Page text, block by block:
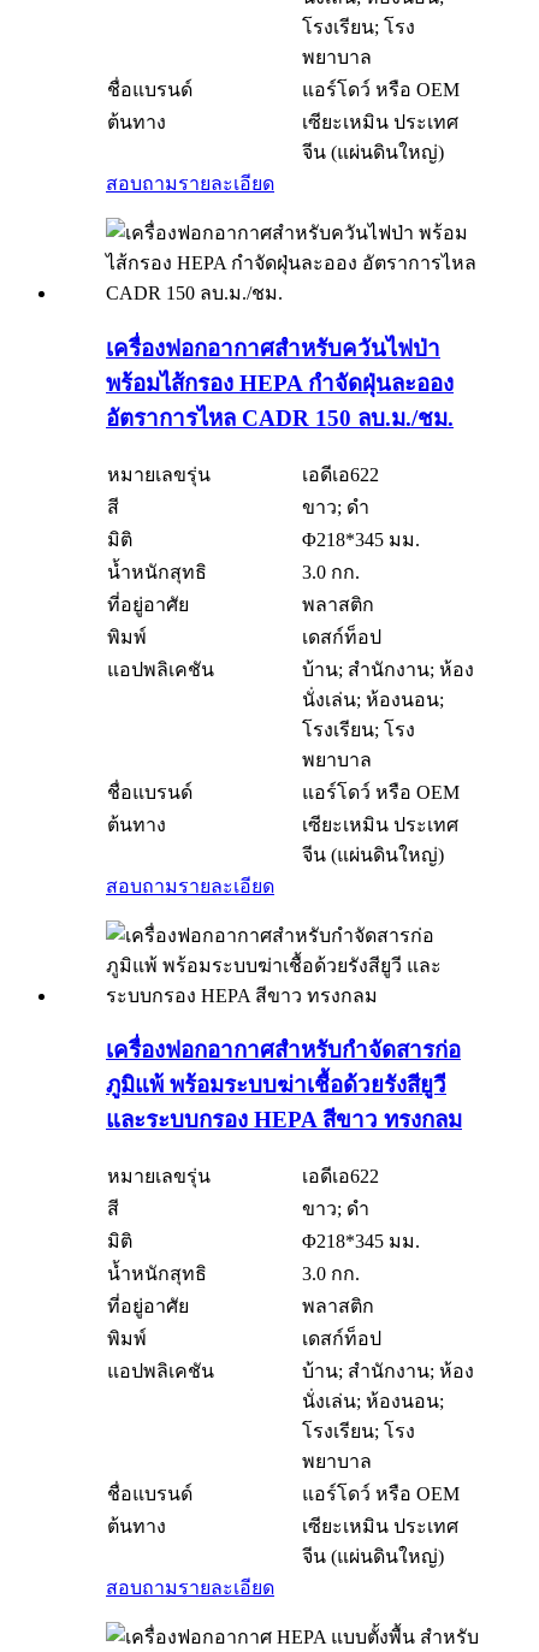
โรงเรียน; โรง
พยาบาล
ชื่อแบรนด์
แอร์โดว์ หรือ OEM
ต้นทาง
เซียะเหมิน ประเทศ
จีน (แผ่นดินใหญ่)
สอบถามรายละเอียด
เครื่องฟอกอากาศสำหรับควันไฟป่า
พร้อมไส้กรอง HEPA กำจัดฝุ่นละออง
อัตราการไหล CADR 150 ลบ.ม./ชม.
หมายเลขรุ่น
เอดีเอ622
สี
ขาว; ดำ
มิติ
Φ218*345 มม.
น้ำหนักสุทธิ
3.0 กก.
ที่อยู่อาศัย
พลาสติก
พิมพ์
เดสก์ท็อป
แอปพลิเคชัน
บ้าน; สำนักงาน; ห้อง
นั่งเล่น; ห้องนอน;
โรงเรียน; โรง
พยาบาล
ชื่อแบรนด์
แอร์โดว์ หรือ OEM
ต้นทาง
เซียะเหมิน ประเทศ
จีน (แผ่นดินใหญ่)
สอบถามรายละเอียด
เครื่องฟอกอากาศสำหรับกำจัดสารก่อ
ภูมิแพ้ พร้อมระบบฆ่าเชื้อด้วยรังสียูวี
และระบบกรอง HEPA สีขาว ทรงกลม
หมายเลขรุ่น
เอดีเอ622
สี
ขาว; ดำ
มิติ
Φ218*345 มม.
น้ำหนักสุทธิ
3.0 กก.
ที่อยู่อาศัย
พลาสติก
พิมพ์
เดสก์ท็อป
แอปพลิเคชัน
บ้าน; สำนักงาน; ห้อง
นั่งเล่น; ห้องนอน;
โรงเรียน; โรง
พยาบาล
ชื่อแบรนด์
แอร์โดว์ หรือ OEM
ต้นทาง
เซียะเหมิน ประเทศ
จีน (แผ่นดินใหญ่)
สอบถามรายละเอียด